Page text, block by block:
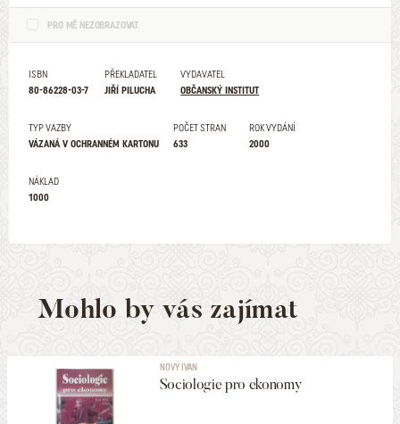
PRO MĚ NEZOBRAZOVAT
ISBN
80-86228-03-7
PŘEKLADATEL
JIŘÍ PILUCHA
VYDAVATEL
OBČANSKÝ INSTITUT
TYP VAZBY
VÁZANÁ V OCHRANNÉM KARTONU
POČET STRAN
633
ROK VYDÁNÍ
2000
NÁKLAD
1000
Mohlo by vás zajímat
NOVÝ IVAN
Sociologie pro ekonomy